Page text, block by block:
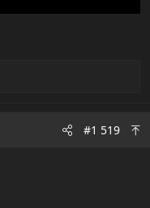
#1 519